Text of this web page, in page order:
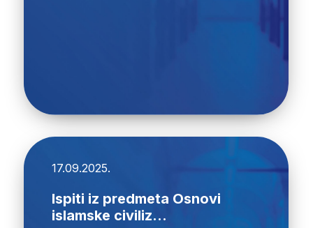
17.09.2025.
Ispiti iz predmeta Osnovi
islamske civiliz...